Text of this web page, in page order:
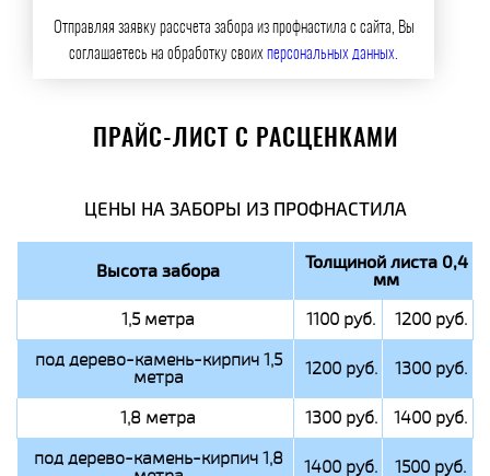
Отправляя заявку рассчета забора из профнастила с сайта, Вы
соглашаетесь на обработку своихперсональных данных.
ПРАЙС-ЛИСТ С РАСЦЕНКАМИ
ЦЕНЫ НА ЗАБОРЫ ИЗ ПРОФНАСТИЛА
Высота забора Толщиной листа 0,4
мм
1,5 метра 1100 руб.
1200 руб.
под дерево-камень-кирпич 1,5
метра 1200 руб. 1300 руб.
1,8 метра 1300 руб.
1400 руб.
под дерево-камень-кирпич 1,8
1400 руб. 1500 руб.